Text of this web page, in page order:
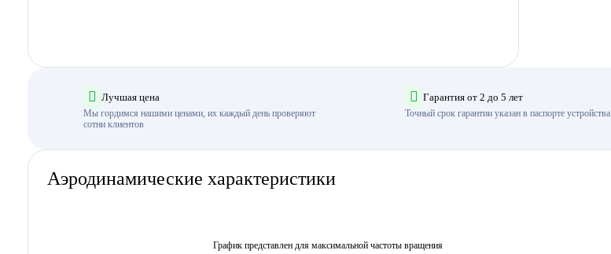
Лучшая цена
Мы гордимся нашими ценами, их каждый день проверяют
сотни клиентов
Гарантия от 2 до 5 лет
Точный срок гарантии указан в паспорте устройства
Аэродинамические характеристики
График представлен для максимальной частоты вращения